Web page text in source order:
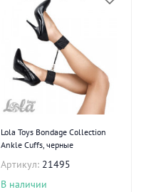
Lola Toys Bondage Collection
Ankle Cuffs, черные
Артикул: 21495
В наличии